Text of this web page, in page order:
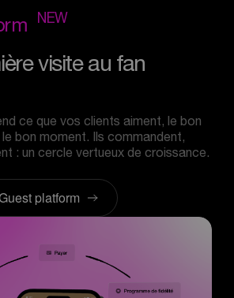
NEW
visite au fan
ce que vos clients aiment, le bon
bon moment. Ils commandent,
: un cercle vertueux de croissance.
platform